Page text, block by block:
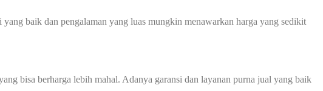
baik dan pengalaman yang luas mungkin menawarkan harga yang sedikit
bisa berharga lebih mahal. Adanya garansi dan layanan purna jual yang baik